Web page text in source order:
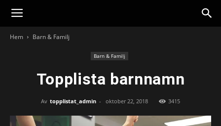
Hem Barn & Familj
Barn & Familj
Topplista barnnamn
Av topplistat_admin - oktober 22, 2018 3415